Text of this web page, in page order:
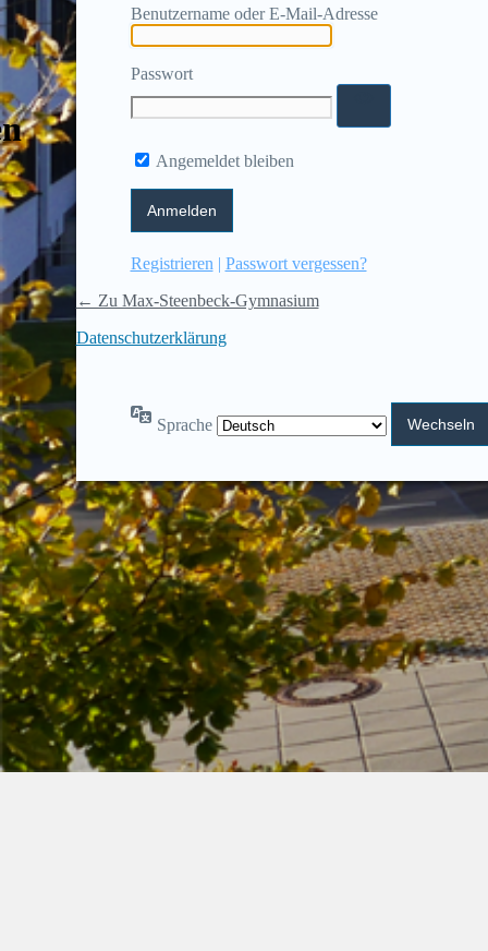
Benutzername oder E-Mail-Adresse
Passwort
Angemeldet bleiben
Registrieren | Passwort vergessen?
← Zu Max-Steenbeck-Gymnasium
Datenschutzerklärung
Sprache